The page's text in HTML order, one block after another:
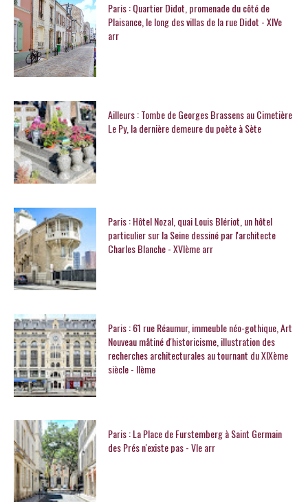
Paris : Quartier Didot, promenade du côté de
Plaisance, le long des villas de la rue Didot - XIVe
arr
Ailleurs : Tombe de Georges Brassens au Cimetière
Le Py, la dernière demeure du poète à Sète
Paris : Hôtel Nozal, quai Louis Blériot, un hôtel
particulier sur la Seine dessiné par l'architecte
Charles Blanche - XVIème arr
Paris : 61 rue Réaumur, immeuble néo-gothique, Art
Nouveau mâtiné d'historicisme, illustration des
recherches architecturales au tournant du XIXème
siècle - IIème
Paris : La Place de Furstemberg à Saint Germain
des Prés n'existe pas - VIe arr